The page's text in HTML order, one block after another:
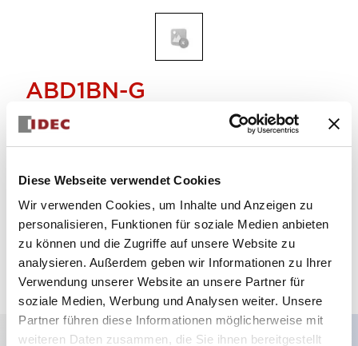
Diese Webseite verwendet Cookies
Wir verwenden Cookies, um Inhalte und Anzeigen zu
personalisieren, Funktionen für soziale Medien anbieten
zu können und die Zugriffe auf unsere Website zu
analysieren. Außerdem geben wir Informationen zu Ihrer
Verwendung unserer Website an unsere Partner für
soziale Medien, Werbung und Analysen weiter. Unsere
Partner führen diese Informationen möglicherweise mit
weiteren Daten zusammen, die Sie ihnen bereitgestellt
ABD1BN-G
TASTE-Bitte ABN1BN-G kaufen
Eingestellt
Menge auswählen